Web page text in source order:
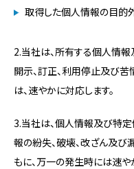
取得した個人情報の目的
2.当社は、所有する個人情
開示、訂正、利用停止及び
は、速やかに対応します。
3.当社は、個人情報及び特
報の紛失、破壊、改ざん及
もに、万一の発生時には速